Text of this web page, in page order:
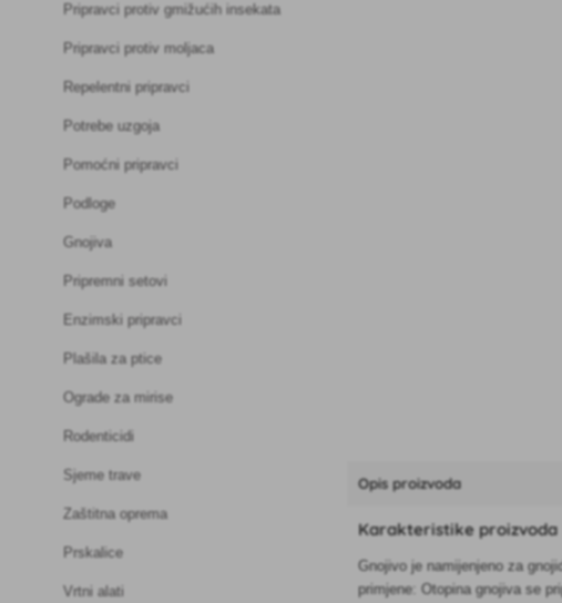
Pripravci protiv gmižućih insekata
Pripravci protiv moljaca
Repelentni pripravci
Potrebe uzgoja
Pomoćni pripravci
Podloge
Gnojiva
Pripremni setovi
Enzimski pripravci
Plašila za ptice
Ograde za mirise
Rodenticidi
Sjeme trave
Zaštitna oprema
Prskalice
Vrtni alati
Opis proizvoda
Karakteristike proizvoda
Gnojivo je namijenjeno za
primjene: Otopina gnojiva se